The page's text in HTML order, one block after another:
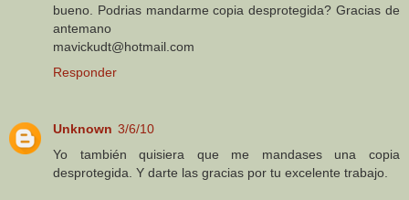
bueno. Podrias mandarme copia desprotegida? Gracias de
antemano
mavickudt@hotmail.com
Responder
Unknown 3/6/10
Yo también quisiera que me mandases una copia
desprotegida. Y darte las gracias por tu excelente trabajo.